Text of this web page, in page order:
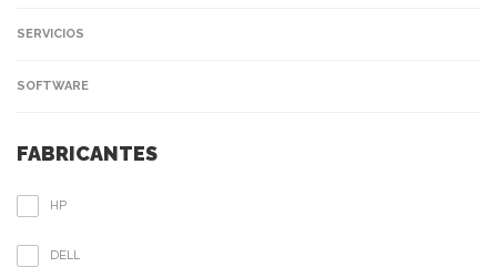
SERVICIOS
SOFTWARE
FABRICANTES
HP
DELL